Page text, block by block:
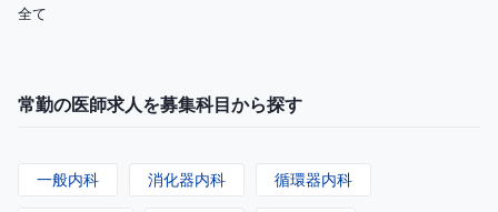
全て
常勤の医師求人を募集科目から探す
一般内科 消化器内科 循環器内科